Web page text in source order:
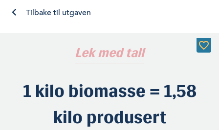
Tilbake til utgaven
Lek med tall
1 kilo biomasse = 1,58
kilo produsert